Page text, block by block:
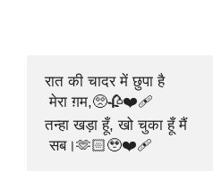
रात की चादर में छुपा है
मेरा ग़म,🥺🥀❤️‍🩹
तन्हा खड़ा हूँ, खो चुका हूँ मैं
सब।🫶🏻🥹❤️‍🩹